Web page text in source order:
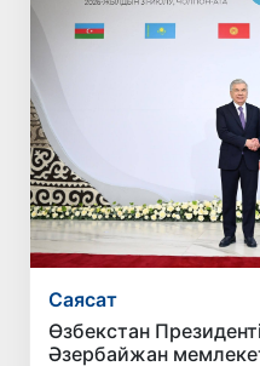
Саясат
Өзбекстан
Әзербайжан